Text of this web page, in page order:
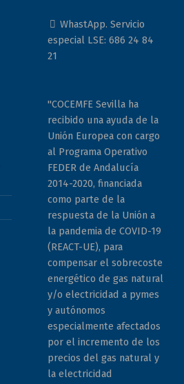
WhastApp. Servicio
especial LSE: 686 24 84
21
"COCEMFE Sevilla ha
recibido una ayuda de la
Unión Europea con cargo
al Programa Operativo
FEDER de Andalucía
2014-2020, financiada
como parte de la
respuesta de la Unión a
la pandemia de COVID-19
(REACT-UE), para
compensar el sobrecoste
energético de gas natural
y/o electricidad a pymes
y autónomos
especialmente afectados
por el incremento de los
precios del gas natural y
la electricidad